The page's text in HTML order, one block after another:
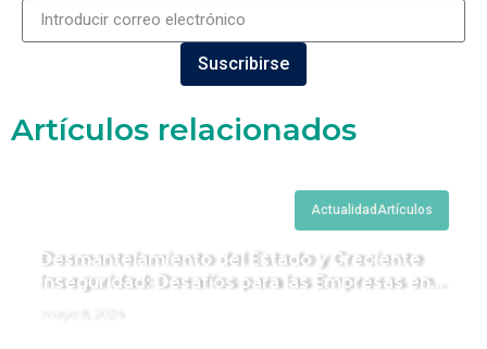
Suscribirse
Artículos relacionados
Actualidad Artículos
Desmantelamiento del Estado y Creciente
Inseguridad: Desafíos para las Empresas en